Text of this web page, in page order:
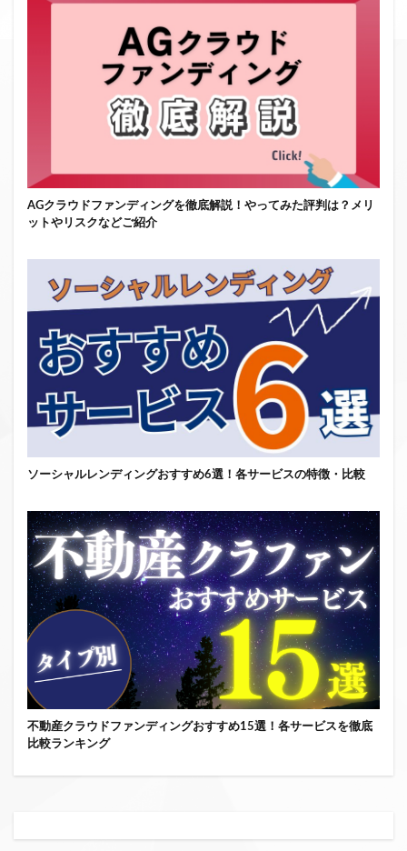
AGクラウドファンディングを徹底解説！やってみた評判は？メリ
ットやリスクなどご紹介
ソーシャルレンディングおすすめ6選！各サービスの特徴・比較
不動産クラウドファンディングおすすめ15選！各サービスを徹底
比較ランキング